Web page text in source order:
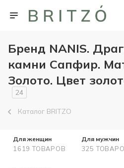
Бренд NANIS.
камни Сапфир.
Золото. Цвет
24
Каталог BRITZO
Для женщин
1619 ТОВАРОВ
Для мужчин
325